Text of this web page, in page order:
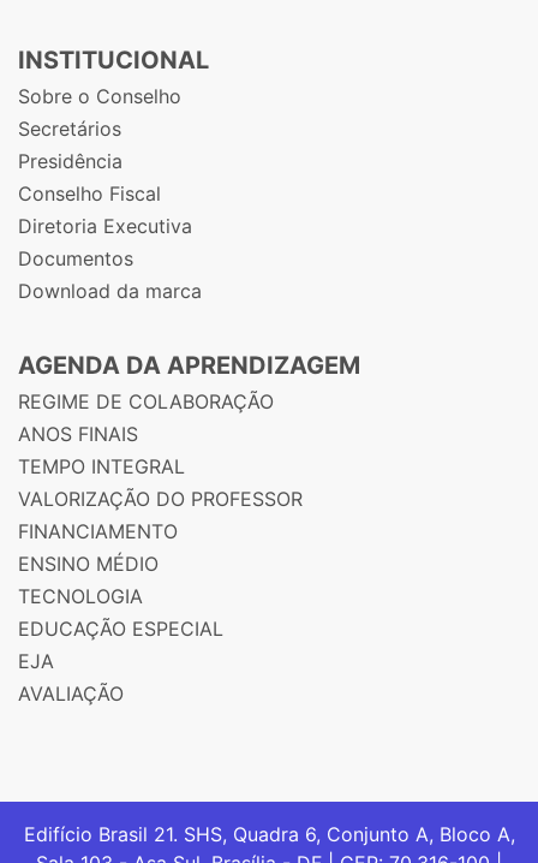
INSTITUCIONAL
Sobre o Conselho
Secretários
Presidência
Conselho Fiscal
Diretoria Executiva
Documentos
Download da marca
AGENDA DA APRENDIZAGEM
REGIME DE COLABORAÇÃO
ANOS FINAIS
TEMPO INTEGRAL
VALORIZAÇÃO DO PROFESSOR
FINANCIAMENTO
ENSINO MÉDIO
TECNOLOGIA
EDUCAÇÃO ESPECIAL
EJA
AVALIAÇÃO
Edifício Brasil 21. SHS, Quadra 6, Conjunto A, Bloco A,